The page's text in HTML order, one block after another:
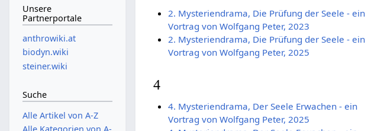
2. Mysteriendrama, Die Prüfung der Seele - ein
Vortrag von Wolfgang Peter, 2023
2. Mysteriendrama, Die Prüfung der Seele - ein
Vortrag von Wolfgang Peter, 2025
4
4. Mysteriendrama, Der Seele Erwachen - ein
Vortrag von Wolfgang Peter, 2025
Unsere
Partnerportale
anthrowiki.at
biodyn.wiki
steiner.wiki
Suche
Alle Artikel von A-Z